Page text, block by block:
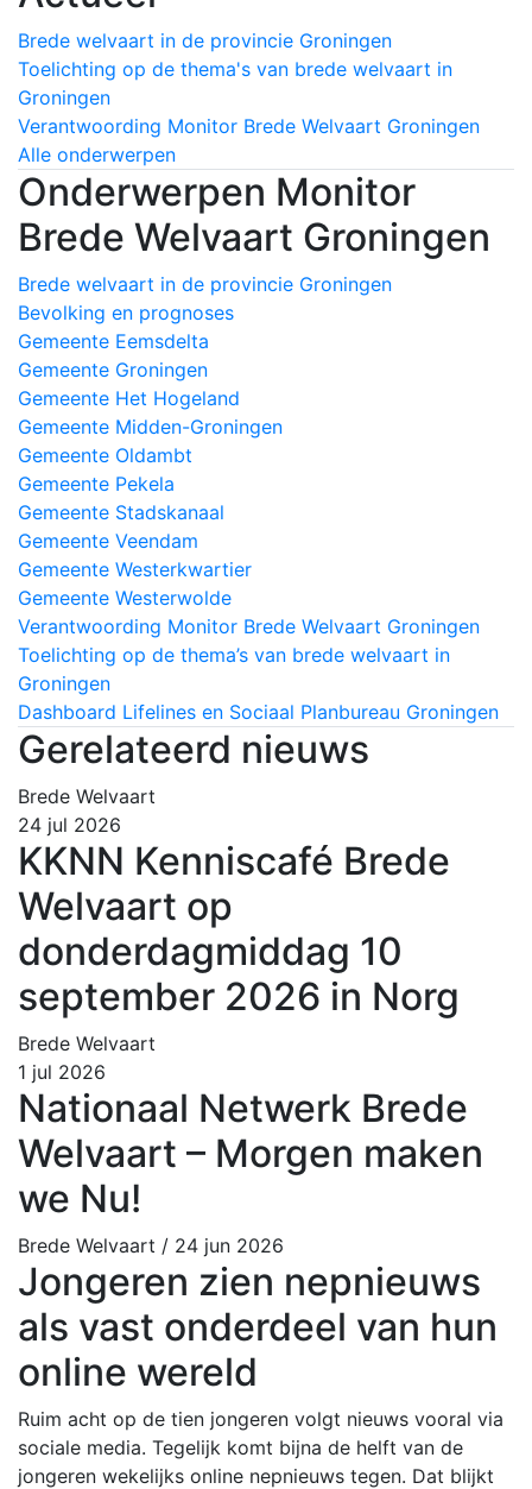
Brede welvaart in de provincie Groningen
Toelichting op de thema's van brede welvaart in
Groningen
Verantwoording Monitor Brede Welvaart Groningen
Alle onderwerpen
Onderwerpen Monitor
Brede Welvaart Groningen
Brede welvaart in de provincie Groningen
Bevolking en prognoses
Gemeente Eemsdelta
Gemeente Groningen
Gemeente Het Hogeland
Gemeente Midden-Groningen
Gemeente Oldambt
Gemeente Pekela
Gemeente Stadskanaal
Gemeente Veendam
Gemeente Westerkwartier
Gemeente Westerwolde
Verantwoording Monitor Brede Welvaart Groningen
Toelichting op de thema’s van brede welvaart in
Groningen
Dashboard Lifelines en Sociaal Planbureau Groningen
Gerelateerd nieuws
Brede Welvaart
24 jul 2026
KKNN Kenniscafé Brede
Welvaart op
donderdagmiddag 10
september 2026 in Norg
Brede Welvaart
1 jul 2026
Nationaal Netwerk Brede
Welvaart – Morgen maken
we Nu!
Brede Welvaart / 24 jun 2026
Jongeren zien nepnieuws
als vast onderdeel van hun
online wereld
Ruim acht op de tien jongeren volgt nieuws vooral via
sociale media. Tegelijk komt bijna de helft van de
jongeren wekelijks online nepnieuws tegen. Dat blijkt